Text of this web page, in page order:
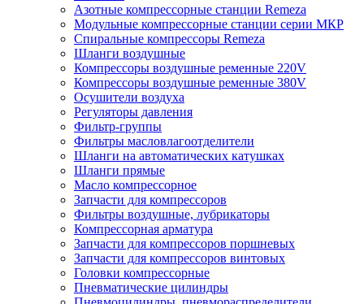
Азотные компрессорные станции Remeza
Модульные компрессорные станции серии МКР
Спиральные компрессоры Remeza
Шланги воздушные
Компрессоры воздушные ременные 220V
Компрессоры воздушные ременные 380V
Осушители воздуха
Регуляторы давления
Фильтр-группы
Фильтры масловлагоотделители
Шланги на автоматических катушках
Шланги прямые
Масло компрессорное
Запчасти для компрессоров
Фильтры воздушные, лубрикаторы
Компрессорная арматура
Запчасти для компрессоров поршневых
Запчасти для компрессоров винтовых
Головки компрессорные
Пневматические цилиндры